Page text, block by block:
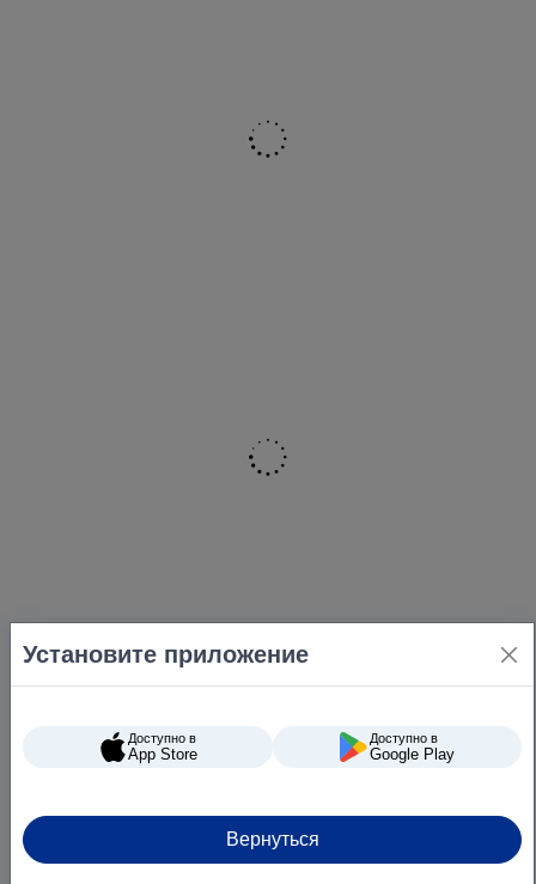
Установите приложение
Доступно в
App Store
Доступно в
Google Play
Вернуться